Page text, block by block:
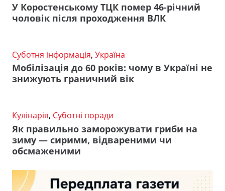
У Коростенському ТЦК помер 46-річний
чоловік після проходження ВЛК
Суботня інформація, Україна
Мобілізація до 60 років: чому в Україні не
знижують граничний вік
Кулінарія, Суботні поради
Як правильно заморожувати гриби на
зиму — сирими, відвареними чи
обсмаженими